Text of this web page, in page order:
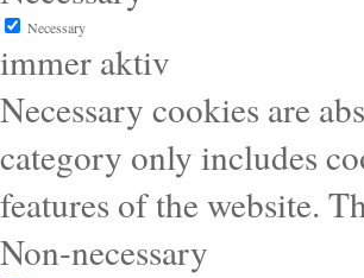
Necessary
immer aktiv
Necessary cookies are
category only includes
features of the website.
Non-necessary